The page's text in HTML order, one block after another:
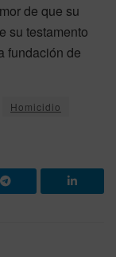
de que su
su testamento
fundación de
Homicidio